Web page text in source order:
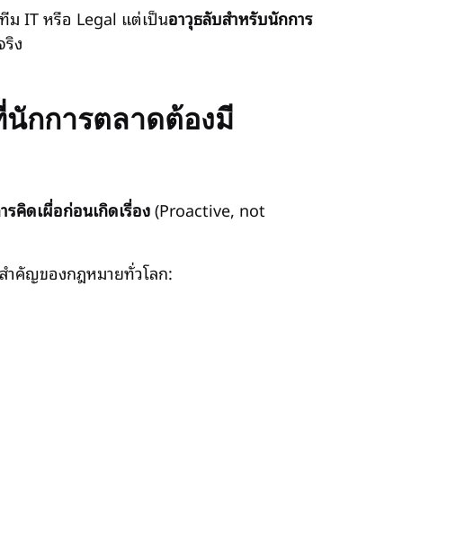
ม IT หรือ Legal แต่เป็นอาวุธลับสำหรับนักการ
ง
กการตลาดต้องมี
รคิดเผื่อก่อนเกิดเรื่อง(Proactive, not
ำคัญของกฎหมายทั่วโลก: